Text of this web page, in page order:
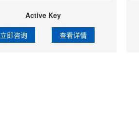
Active Key
立即咨询 查看详情